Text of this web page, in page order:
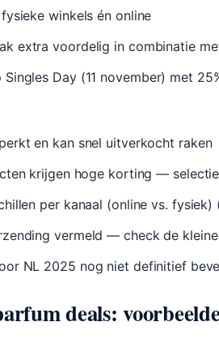
winkels én online
extra voordelig in combinatie
Day (11 november) met
en kan snel uitverkocht raken
krijgen hoge korting —
per kanaal (online vs. fysiek)
vermeld — check de
NL 2025 nog niet definitief
deals: